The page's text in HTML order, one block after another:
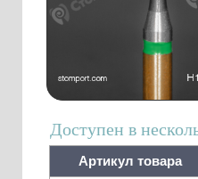
Доступен в
Артикул товара